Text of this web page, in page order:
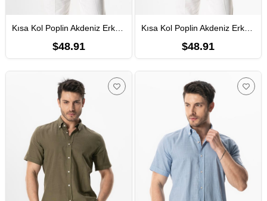
Kısa Kol Poplin Akdeniz Erkek Yazlık Gömlek Siyah Syh
$48.91
Kısa Kol Poplin Akdeniz Erkek Yazlık Gömlek Taş Tas
$48.91